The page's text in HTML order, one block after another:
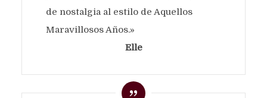
de nostalgia al estilo de Aquellos
Maravillosos Años.»
Elle